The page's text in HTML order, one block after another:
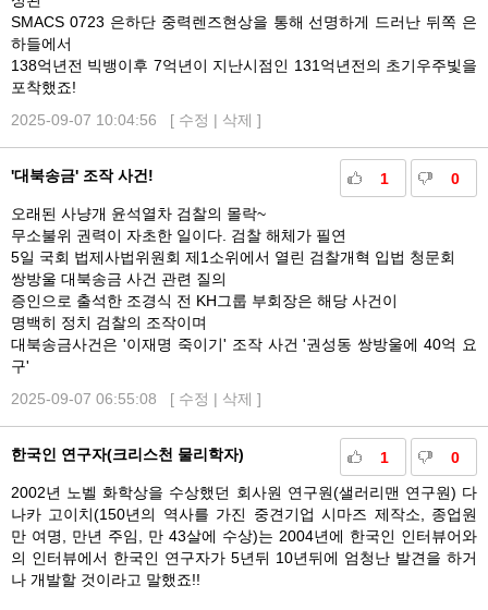
SMACS 0723 은하단 중력렌즈현상을 통해 선명하게 드러난 뒤쪽 은
하들에서
138억년전 빅뱅이후 7억년이 지난시점인 131억년전의 초기우주빛을
포착했죠!
2025-09-07 10:04:56 [ 수정 | 삭제 ]
1 0
'대북송금' 조작 사건!
오래된 사냥개 윤석열차 검찰의 몰락~
무소불위 권력이 자초한 일이다. 검찰 해체가 필연
5일 국회 법제사법위원회 제1소위에서 열린 검찰개혁 입법 청문회
쌍방울 대북송금 사건 관련 질의
증인으로 출석한 조경식 전 KH그룹 부회장은 해당 사건이
명백히 정치 검찰의 조작이며
대북송금사건은 '이재명 죽이기' 조작 사건 '권성동 쌍방울에 40억 요
구'
2025-09-07 06:55:08 [ 수정 | 삭제 ]
1 0
한국인 연구자(크리스천 물리학자)
2002년 노벨 화학상을 수상했던 회사원 연구원(샐러리맨 연구원) 다
나카 고이치(150년의 역사를 가진 중견기업 시마즈 제작소, 종업원
만 여명, 만년 주임, 만 43살에 수상)는 2004년에 한국인 인터뷰어와
의 인터뷰에서 한국인 연구자가 5년뒤 10년뒤에 엄청난 발견을 하거
나 개발할 것이라고 말했죠!!